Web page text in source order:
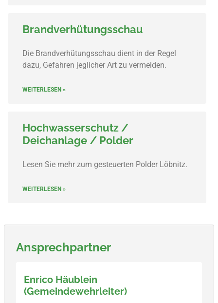
Brandverhütungsschau
Die Brandverhütungsschau dient in der Regel
dazu, Gefahren jeglicher Art zu vermeiden.
WEITERLESEN »
Hochwasserschutz /
Deichanlage / Polder
Lesen Sie mehr zum gesteuerten Polder Löbnitz.
WEITERLESEN »
Ansprechpartner
Enrico Häublein
(Gemeindewehrleiter)